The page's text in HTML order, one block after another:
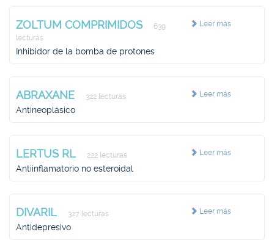
Leer más
ZOLTUM COMPRIMIDOS
639
lecturas
Inhibidor de la bomba de protones
Leer más
ABRAXANE 322 lecturas
Antineoplásico
Leer más
LERTUS RL 222 lecturas
Antiinflamatorio no esteroidal
Leer más
DIVARIL 327 lecturas
Antidepresivo